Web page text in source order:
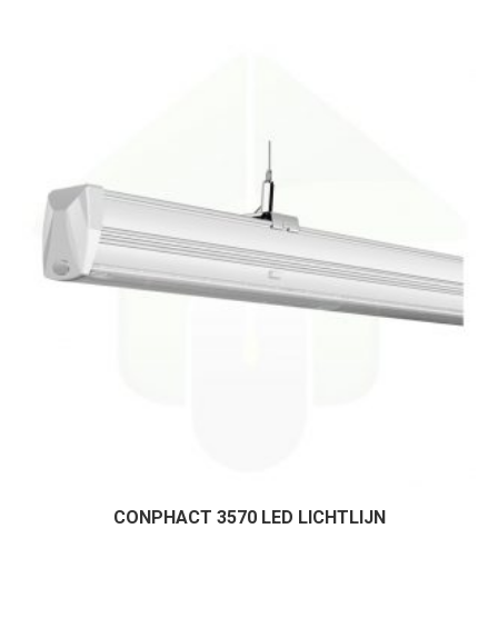
CONPHACT 3570 LED LICHTLIJN